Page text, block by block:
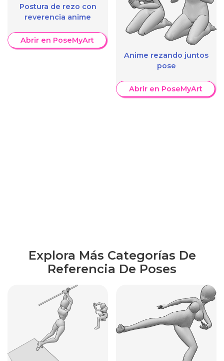
Postura de rezo con
reverencia anime
Abrir en PoseMyArt
Anime rezando juntos
pose
Abrir en PoseMyArt
Explora Más Categorías De
Referencia De Poses